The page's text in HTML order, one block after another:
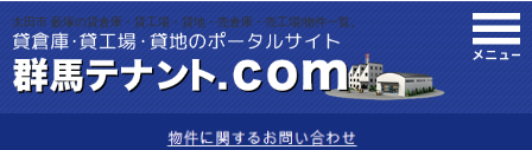
太田市 藪塚の貸倉庫・貸工場・貸地・売倉庫・売工場|物件一覧。